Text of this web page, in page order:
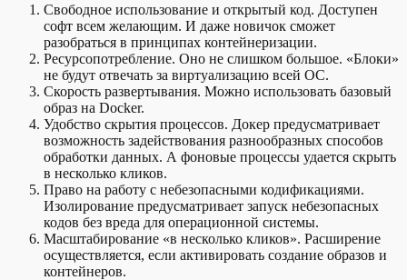
Свободное использование и открытый код. Доступен
софт всем желающим. И даже новичок сможет
разобраться в принципах контейнеризации.
Ресурсопотребление. Оно не слишком большое. «Блоки»
не будут отвечать за виртуализацию всей ОС.
Скорость развертывания. Можно использовать базовый
образ на Docker.
Удобство скрытия процессов. Докер предусматривает
возможность задействования разнообразных способов
обработки данных. А фоновые процессы удается скрыть
в несколько кликов.
Право на работу с небезопасными кодификациями.
Изолирование предусматривает запуск небезопасных
кодов без вреда для операционной системы.
Масштабирование «в несколько кликов». Расширение
осуществляется, если активировать создание образов и
контейнеров.